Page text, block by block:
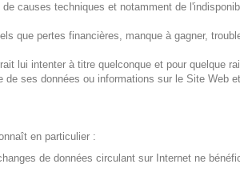
causes techniques et notamment de
que pertes financières, manque à gagner,
lui intenter à titre quelconque et pour quelque
ses données ou informations sur le Site Web
en particulier :
de données circulant sur Internet ne